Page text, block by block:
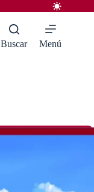
Buscar
Menú